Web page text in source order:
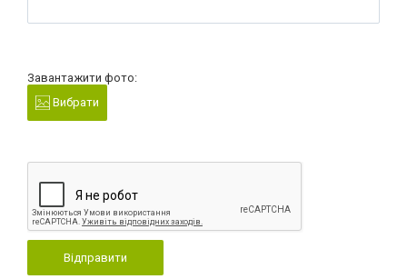
Завантажити фото:
Вибрати
Відправити